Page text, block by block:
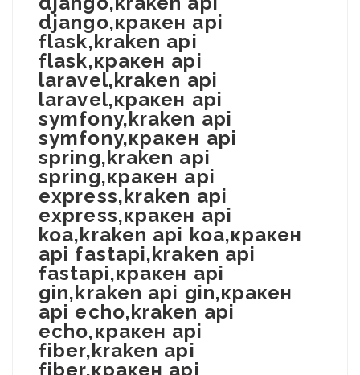
django,кракен api
flask,kraken api
flask,кракен api
laravel,kraken api
laravel,кракен api
symfony,kraken api
symfony,кракен api
spring,kraken api
spring,кракен api
express,kraken api
express,кракен api
koa,kraken api koa,кракен
api fastapi,kraken api
fastapi,кракен api
gin,kraken api gin,кракен
api echo,kraken api
echo,кракен api
fiber,kraken api
fiber,кракен api